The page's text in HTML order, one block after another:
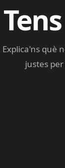
Explica'ns què
justes